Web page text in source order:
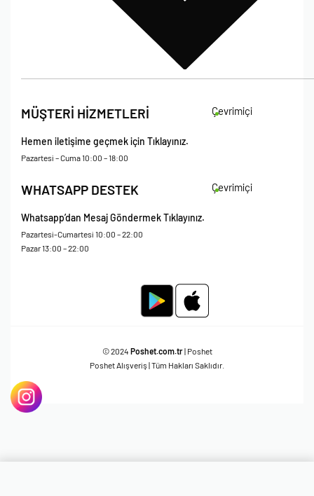
Çerez Politikası
Kişisel Verileri Koruma – Çerez ve Ticari İletişim Açık Rıza Metni
Mesafeli Satış Sözleşmesi
MÜŞTERİ HİZMETLERİ Çevrimiçi
Hemen iletişime geçmek için Tıklayınız.
Pazartesi – Cuma 10:00 – 18:00
WHATSAPP DESTEK Çevrimiçi
Whatsapp’dan Mesaj Göndermek Tıklayınız.
Pazartesi-Cumartesi 10:00 – 22:00
Pazar 13:00 – 22:00
© 2024 Poshet.com.tr| Poshet
Poshet Alışveriş | Tüm Hakları Saklıdır.